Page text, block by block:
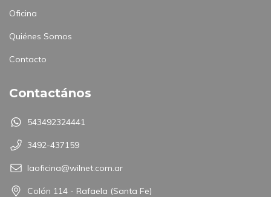
Oficina
Quiénes Somos
Contacto
Contactános
543492324441
3492-437159
laoficina@wilnet.com.ar
Colón 114 - Rafaela (Santa Fe)